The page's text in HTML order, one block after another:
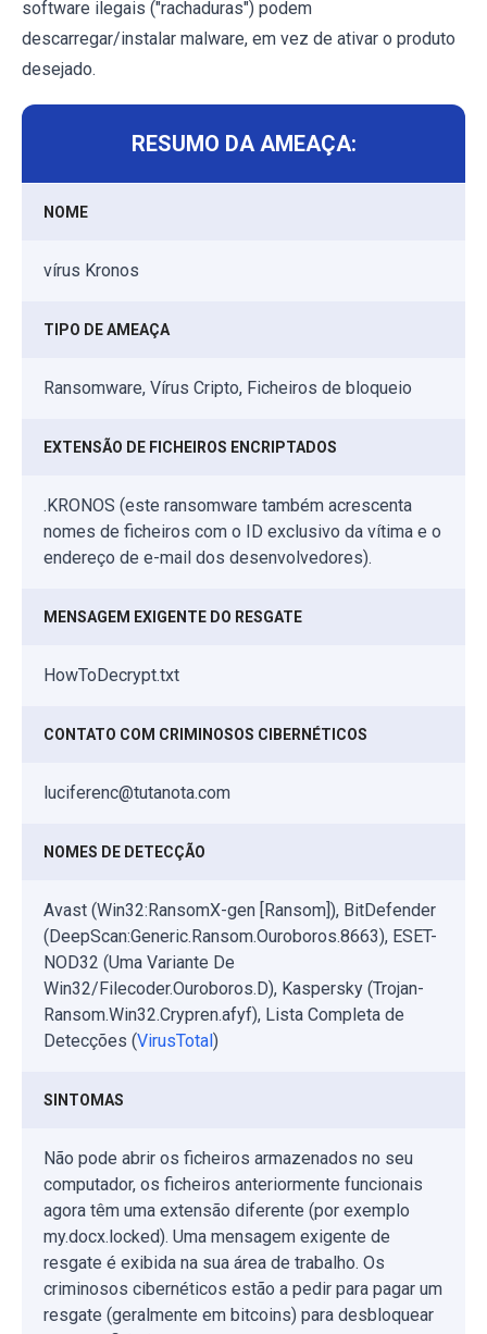
software ilegais ("rachaduras") podem
descarregar/instalar malware, em vez de ativar o produto
desejado.
RESUMO DA AMEAÇA:
NOME
vírus Kronos
TIPO DE AMEAÇA
Ransomware, Vírus Cripto, Ficheiros de bloqueio
EXTENSÃO DE FICHEIROS ENCRIPTADOS
.KRONOS (este ransomware também acrescenta
nomes de ficheiros com o ID exclusivo da vítima e o
endereço de e-mail dos desenvolvedores).
MENSAGEM EXIGENTE DO RESGATE
HowToDecrypt.txt
CONTATO COM CRIMINOSOS CIBERNÉTICOS
luciferenc@tutanota.com
NOMES DE DETECÇÃO
Avast (Win32:RansomX-gen [Ransom]), BitDefender
(DeepScan:Generic.Ransom.Ouroboros.8663), ESET-
NOD32 (Uma Variante De
Win32/Filecoder.Ouroboros.D), Kaspersky (Trojan-
Ransom.Win32.Crypren.afyf), Lista Completa de
Detecções (VirusTotal )
SINTOMAS
Não pode abrir os ficheiros armazenados no seu
computador, os ficheiros anteriormente funcionais
agora têm uma extensão diferente (por exemplo
my.docx.locked). Uma mensagem exigente de
resgate é exibida na sua área de trabalho. Os
criminosos cibernéticos estão a pedir para pagar um
resgate (geralmente em bitcoins) para desbloquear